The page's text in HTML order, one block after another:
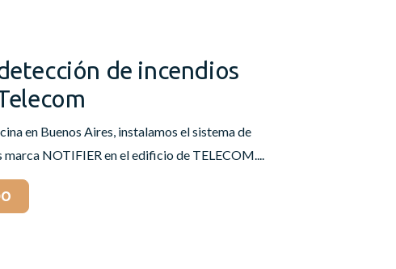
de incendios
en Buenos Aires, instalamos el sistema de
NOTIFIER en el edificio de TELECOM....